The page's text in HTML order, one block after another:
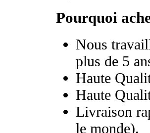
Pourquoi
Nous
plus de 5
Haute
Haute
Livraison
le monde).